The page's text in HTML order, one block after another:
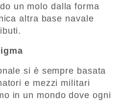
un molo dalla forma
altra base navale
si è sempre basata
e mezzi militari
in un mondo dove ogni